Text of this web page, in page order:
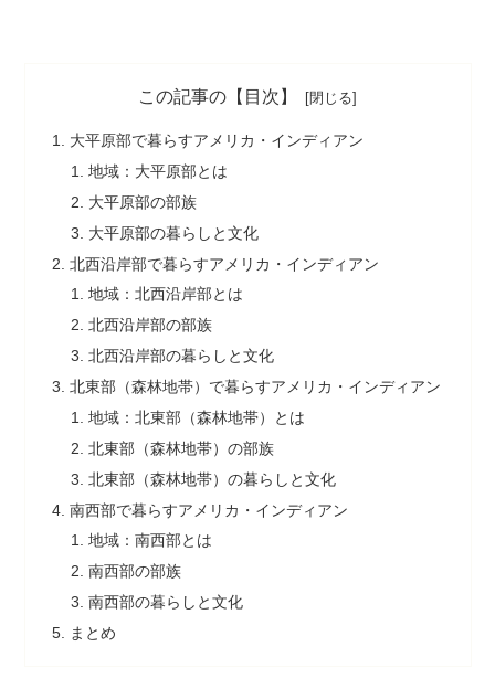
この記事の【目次】
大平原部で暮らすアメリカ・インディアン
地域：大平原部とは
大平原部の部族
大平原部の暮らしと文化
北西沿岸部で暮らすアメリカ・インディアン
地域：北西沿岸部とは
北西沿岸部の部族
北西沿岸部の暮らしと文化
北東部（森林地帯）で暮らすアメリカ・インディアン
地域：北東部（森林地帯）とは
北東部（森林地帯）の部族
北東部（森林地帯）の暮らしと文化
南西部で暮らすアメリカ・インディアン
地域：南西部とは
南西部の部族
南西部の暮らしと文化
まとめ